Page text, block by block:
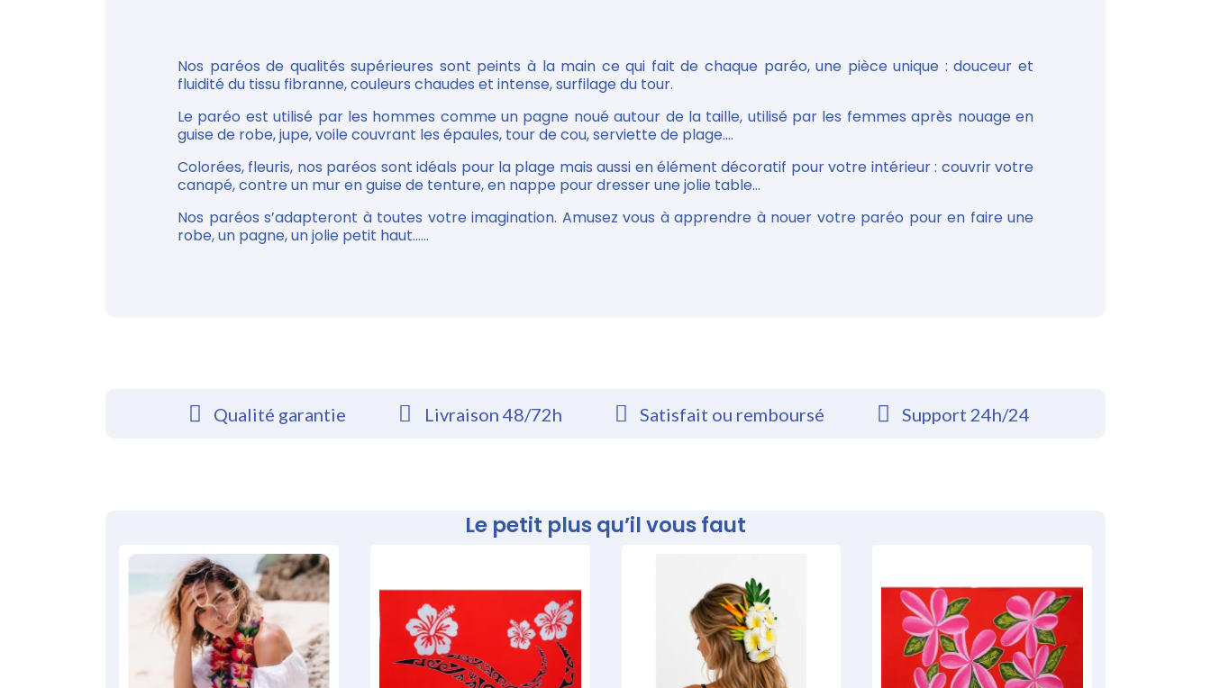
Nos paréos de qualités supérieures sont peints à la main ce qui fait de chaque paréo, une pièce unique : douceur et
fluidité du tissu fibranne, couleurs chaudes et intense, surfilage du tour.
Le paréo est utilisé par les hommes comme un pagne noué autour de la taille, utilisé par les femmes après nouage en
guise de robe, jupe, voile couvrant les épaules, tour de cou, serviette de plage....
Colorées, fleuris, nos paréos sont idéals pour la plage mais aussi en élément décoratif pour votre intérieur : couvrir votre
canapé, contre un mur en guise de tenture, en nappe pour dresser une jolie table...
Nos paréos s’adapteront à toutes votre imagination. Amusez vous à apprendre à nouer votre paréo pour en faire une
robe, un pagne, un jolie petit haut......
Qualité garantie Livraison 48/72h Satisfait ou remboursé Support 24h/24
Le petit plus qu’il vous faut